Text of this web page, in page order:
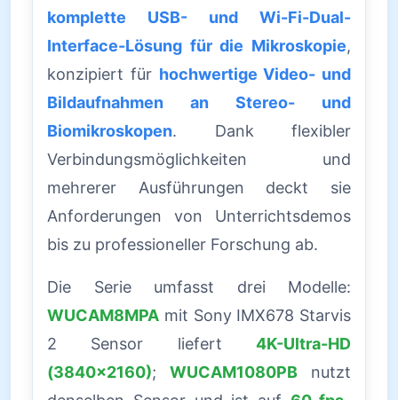
komplette USB- und Wi-Fi-Dual-
Interface-Lösung für die Mikroskopie,
konzipiert für hochwertige Video- und
Bildaufnahmen an Stereo- und
Biomikroskopen. Dank flexibler
Verbindungsmöglichkeiten und
mehrerer Ausführungen deckt sie
Anforderungen von Unterrichtsdemos
bis zu professioneller Forschung ab.
Die Serie umfasst drei Modelle:
WUCAM8MPA mit Sony IMX678 Starvis
2 Sensor liefert 4K-Ultra-HD
(3840×2160); WUCAM1080PB nutzt